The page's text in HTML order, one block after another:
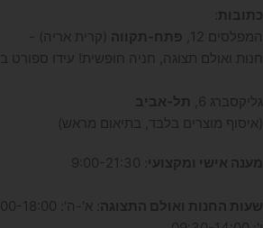
כתובות
המפלסים 12,
פתח-תקווה (קרית אריה) -
חנות ואולם תצוגה, חניה חופשית! עידו ספורט ב-Waze
גליקסברג 6,
תל-אביב
(איסוף מוצרים בלבד, בתיאום מראש)
מענה אישי ומקצועי
שעות החנות ואולם התצוגה : א'-ה': 09:00-18:00